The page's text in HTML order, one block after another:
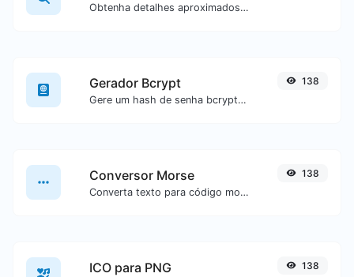
Obtenha detalhes aproximados de IP.
Gerador Bcrypt
Gere um hash de senha bcrypt para qualquer entrada de texto.
138
Conversor Morse
Converta texto para código morse ou vice-versa para qualquer entrada de texto.
138
ICO para PNG 138